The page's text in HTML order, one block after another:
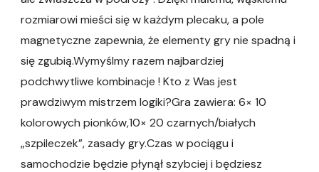
rozmiarowi mieści się w każdym plecaku, a pole
magnetyczne zapewnia, że elementy gry nie spadną i
się zgubią.Wymyślmy razem najbardziej
podchwytliwe kombinacje ! Kto z Was jest
prawdziwym mistrzem logiki?Gra zawiera: 6× 10
kolorowych pionków,10× 20 czarnych/białych
„szpileczek”, zasady gry.Czas w pociągu i
samochodzie będzie płynął szybciej i będziesz